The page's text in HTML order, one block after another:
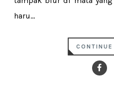
haru...
CONTINUE